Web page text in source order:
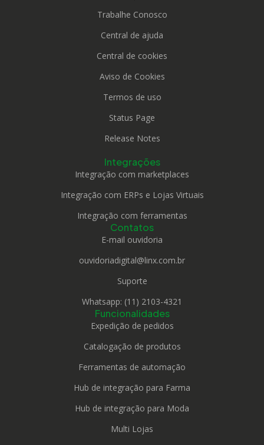
Trabalhe Conosco
Central de ajuda
Central de cookies
Aviso de Cookies
Termos de uso
Status Page
Release Notes
Integrações
Integração com marketplaces
Integração com ERPs e Lojas Virtuais
Integração com ferramentas
Contatos
E-mail ouvidoria
ouvidoriadigital@linx.com.br
Suporte
Whatsapp: (11) 2103-4321
Funcionalidades
Expedição de pedidos
Catalogação de produtos
Ferramentas de automação
Hub de integração para Farma
Hub de integração para Moda
Multi Lojas